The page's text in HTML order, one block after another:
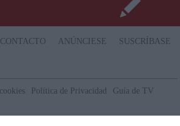
CONTACTO ANÚNCIESE
SUSCRÍBASE
Política de Privacidad
Guía de TV